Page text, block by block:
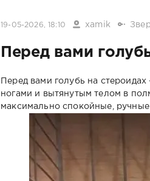
19-05-2026, 18:10 xamik
Перед вами
Перед вами голубь на
ногами и вытянутым телом в
максимально спокойные,